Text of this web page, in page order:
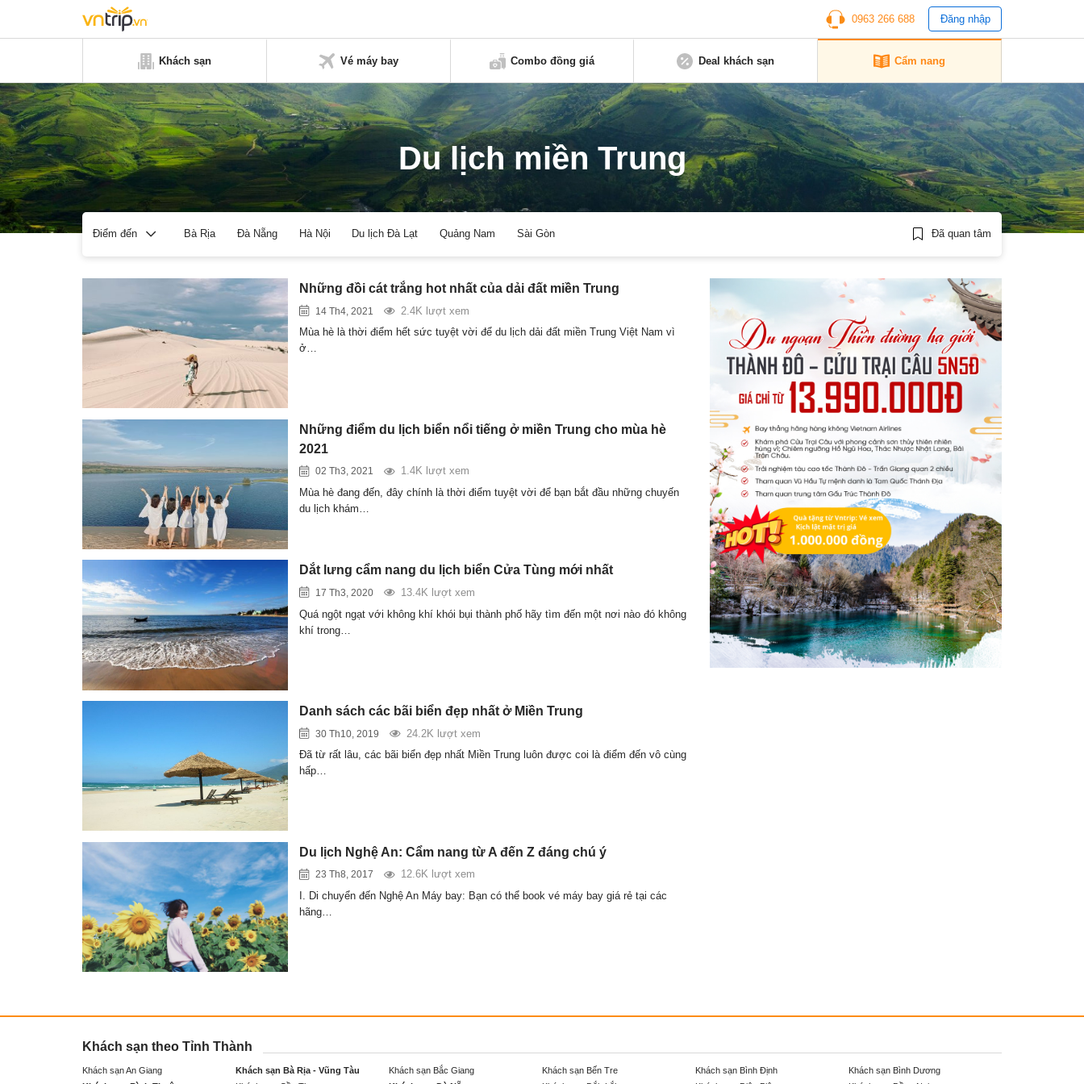
0963 266 688 Đăng nhập
Khách sạn Vé máy bay Combo đồng giá Deal khách sạn Cẩm nang
Du lịch miền Trung
Điểm đến Bà Rịa Đà Nẵng Hà Nội Du lịch Đà Lạt Quảng Nam Sài Gòn Đã quan tâm
Những đồi cát trắng hot nhất của dải đất miền Trung
14 Th4, 2021
2.4K lượt xem
Mùa hè là thời điểm hết sức tuyệt vời để du lịch dải đất miền Trung Việt Nam vì
ở…
Những điểm du lịch biển nổi tiếng ở miền Trung cho mùa hè
2021
02 Th3, 2021
1.4K lượt xem
Mùa hè đang đến, đây chính là thời điểm tuyệt vời để bạn bắt đầu những chuyến
du lịch khám…
Dắt lưng cẩm nang du lịch biển Cửa Tùng mới nhất
17 Th3, 2020
13.4K lượt xem
Quá ngột ngạt với không khí khói bụi thành phố hãy tìm đến một nơi nào đó không
khí trong…
Danh sách các bãi biển đẹp nhất ở Miền Trung
30 Th10, 2019
24.2K lượt xem
Đã từ rất lâu, các bãi biển đẹp nhất Miền Trung luôn được coi là điểm đến vô cùng
hấp…
Du lịch Nghệ An: Cẩm nang từ A đến Z đáng chú ý
23 Th8, 2017
12.6K lượt xem
I. Di chuyển đến Nghệ An Máy bay: Bạn có thể book vé máy bay giá rẻ tại các
hãng…
Khách sạn theo Tỉnh Thành
Khách sạn An Giang Khách sạn Bà Rịa - Vũng Tàu Khách sạn Bắc Giang Khách sạn Bến Tre Khách sạn Bình Định
Khách sạn Bình Dương